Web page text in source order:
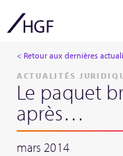
< Retour aux dernières
ACTUALITÉS
Le paquet
après…
mars 2014